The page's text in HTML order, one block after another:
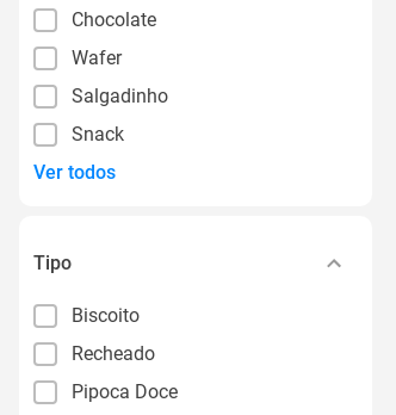
Chocolate
Wafer
Salgadinho
Snack
Ver todos
Tipo
Biscoito
Recheado
Pipoca Doce